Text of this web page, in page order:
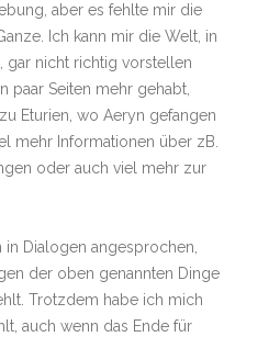
aber es fehlte mir die
Ich kann mir die Welt, in
gar nicht richtig vorstellen
paar Seiten mehr gehabt,
Eturien, wo Aeryn gefangen
mehr Informationen über zB.
oder auch viel mehr zur
Dialogen angesprochen,
der oben genannten Dinge
Trotzdem habe ich mich
auch wenn das Ende für